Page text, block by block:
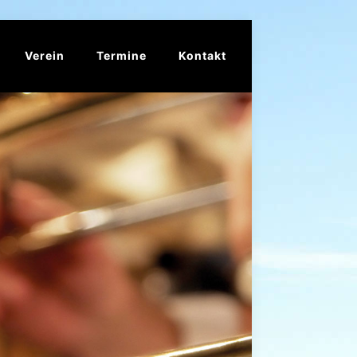
Verein Termine Kontakt